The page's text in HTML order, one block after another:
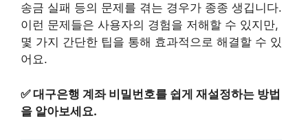
송금 실패 등의 문제를 겪는 경우가 종종 생깁니다.
이런 문제들은 사용자의 경험을 저해할 수 있지만,
몇 가지 간단한 팁을 통해 효과적으로 해결할 수 있
어요.
✅대구은행 계좌 비밀번호를 쉽게 재설정하는 방법
을 알아보세요.